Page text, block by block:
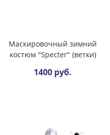
Маскировочный зимний
костюм "Specter" (ветки)
1400 руб.